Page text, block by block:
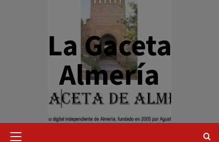
La Gaceta
Almería
primario